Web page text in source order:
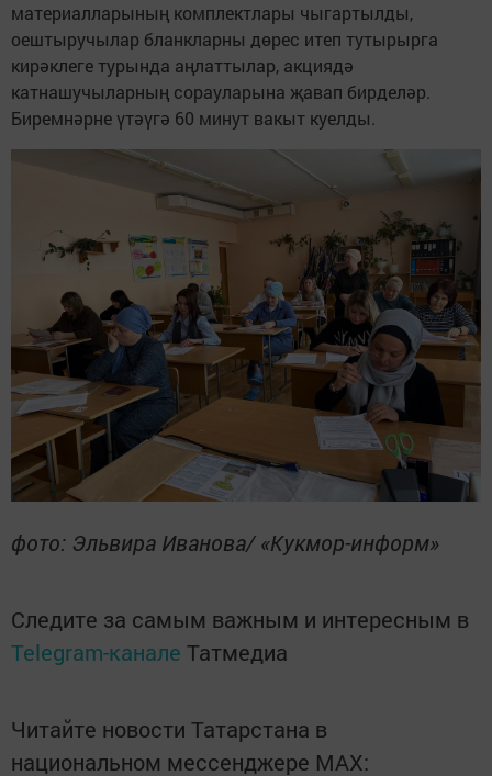
материалларының комплектлары чыгартылды,
оештыручылар бланкларны дөрес итеп тутырырга
кирәклеге турында аңлаттылар, акциядә
катнашучыларның сорауларына җавап бирделәр.
Биремнәрне үтәүгә 60 минут вакыт куелды.
фото: Эльвира Иванова/ «Кукмор-информ»
Следите за самым важным и интересным в
Telegram-канале Татмедиа
Читайте новости Татарстана в
национальном мессенджере MАХ: